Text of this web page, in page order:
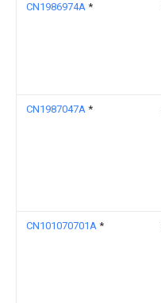
CN1986974A *
CN1987047A *
CN101070701A *